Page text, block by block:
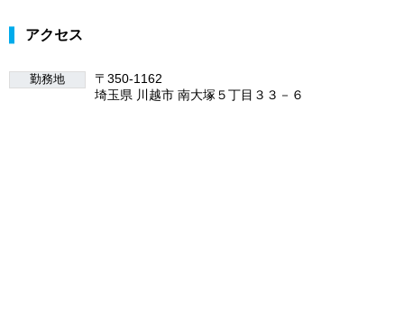
アクセス
勤務地
〒350-1162
埼玉県 川越市 南大塚５丁目３３－６